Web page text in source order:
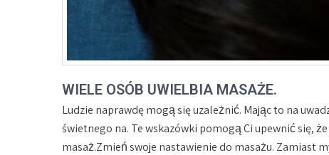
WIELE OSÓB UWIELBIA MASAŻE.
Ludzie naprawdę mogą się uzależnić. Mając to na
świetnego na. Te wskazówki pomogą Ci upewnić się,
masaż.Zmień swoje nastawienie do masażu. Zamiast